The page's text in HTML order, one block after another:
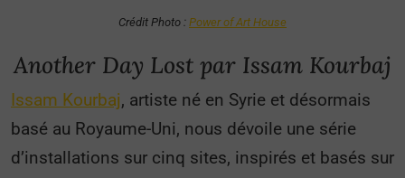
Crédit Photo : Power of Art House
Another Day Lost par Issam Kourbaj
Issam Kourbaj, artiste né en Syrie et désormais
basé au Royaume-Uni, nous dévoile une série
d’installations sur cinq sites, inspirés et basés sur